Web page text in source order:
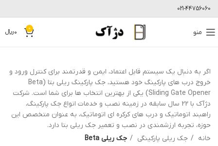
021-44756060
منو 0
0﷼
اگر به دنبال یک سیستم قابل اعتماد، ایمن و قدرتمند برای کنترل ورود و
خروج درب های پارکینگ خود هستید، جک پارکینگ ریلی بتا (Beta
Sliding Gate Opener) یکی از بهترین انتخاب ها برای شما است. شرکت
دژآک با 22 سال سابقه در زمینه نصب و خدمات انواع جک پارکینگ،
راهبند اتوماتیک و درب های کرکره ای اتوماتیک، به عنوان متخصص این
حوزه، تجربه ارزشمندی در نصب و تعمیر جک ریلی بتا دارد.
خانه
جک ریلی پارکینگی جک ریلی Beta